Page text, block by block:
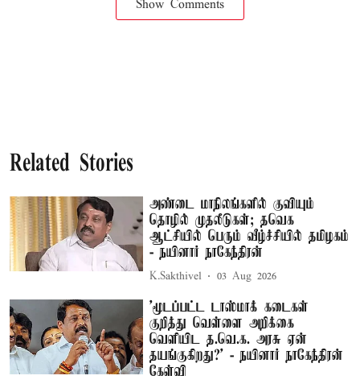
Show Comments
Related Stories
அண்டை மாநிலங்களில் குவியும்
தொழில் முதலீடுகள்; தவெக
ஆட்சியில் பெரும் வீழ்ச்சியில் தமிழகம்
- நயினார் நாகேந்திரன்
K.Sakthivel 03 Aug 2026
'மூடப்பட்ட டாஸ்மாக் கடைகள்
குறித்து வெள்ளை அறிக்கை
வெளியிட த.வெ.க. அரசு ஏன்
தயங்குகிறது?' - நயினார் நாகேந்திரன்
கேள்வி